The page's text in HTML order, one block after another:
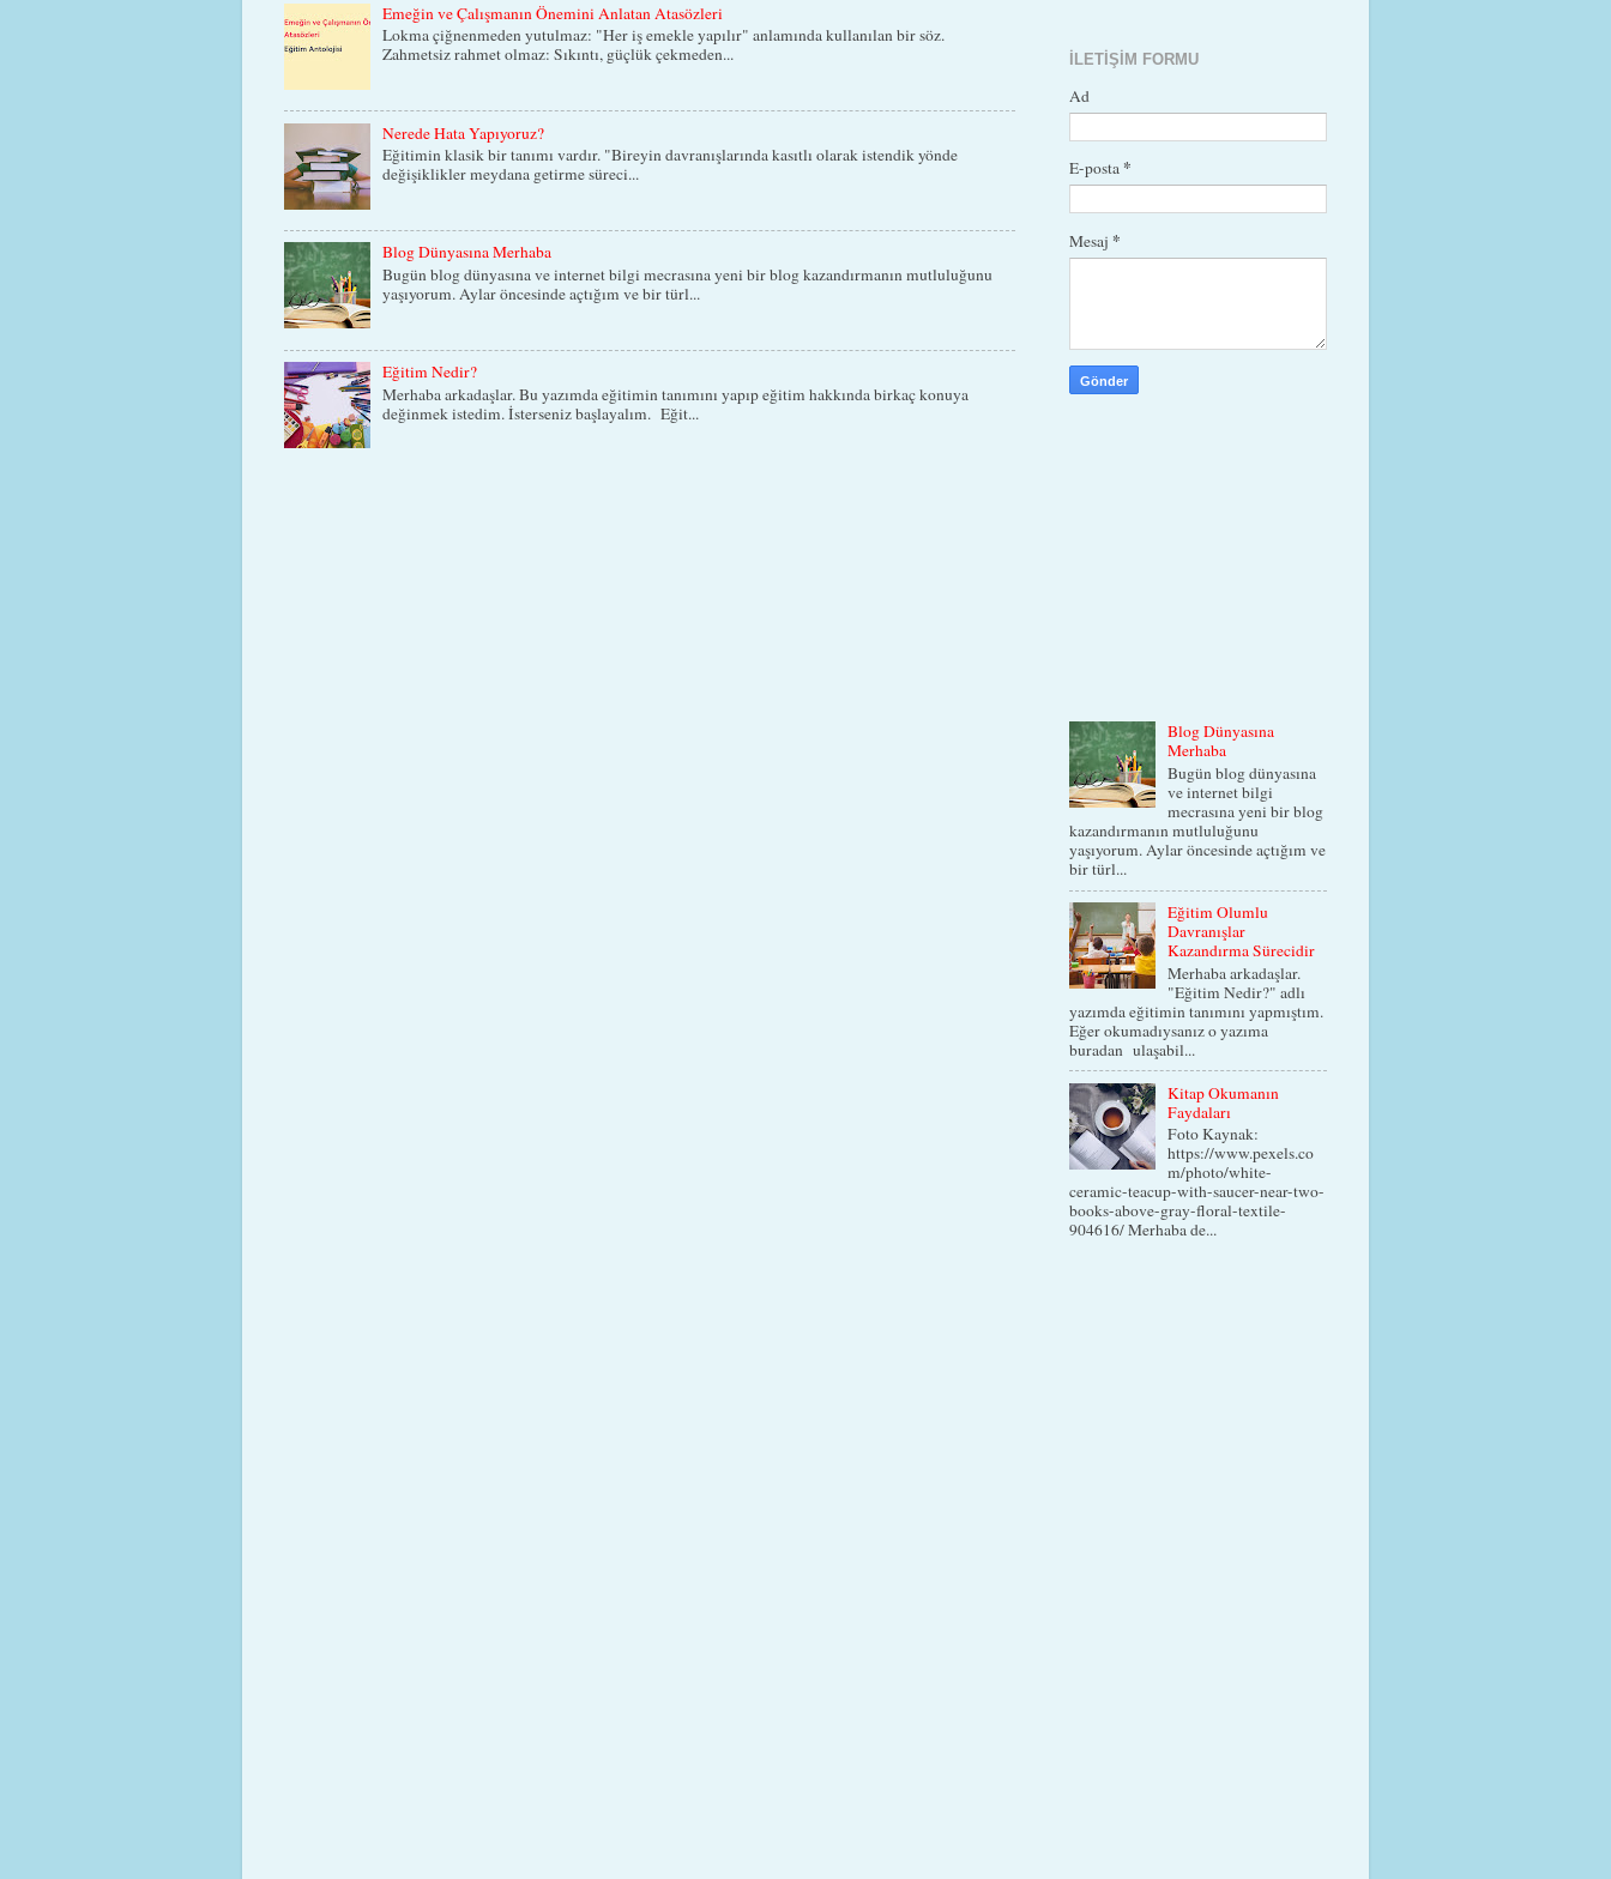
Emeğin ve Çalışmanın Önemini Anlatan Atasözleri
Lokma çiğnenmeden yutulmaz: "Her iş emekle yapılır" anlamında kullanılan bir söz.
Zahmetsiz rahmet olmaz: Sıkıntı, güçlük çekmeden...
Nerede Hata Yapıyoruz?
Eğitimin klasik bir tanımı vardır. "Bireyin davranışlarında kasıtlı olarak istendik yönde
değişiklikler meydana getirme süreci...
Blog Dünyasına Merhaba
Bugün blog dünyasına ve internet bilgi mecrasına yeni bir blog kazandırmanın mutluluğunu
yaşıyorum. Aylar öncesinde açtığım ve bir türl...
Eğitim Nedir?
Merhaba arkadaşlar. Bu yazımda eğitimin tanımını yapıp eğitim hakkında birkaç konuya
değinmek istedim. İsterseniz başlayalım. Eğit...
İLETIŞIM FORMU
Ad
E-posta *
Mesaj *
Blog Dünyasına
Merhaba
Bugün blog dünyasına
ve internet bilgi
mecrasına yeni bir blog
kazandırmanın mutluluğunu
yaşıyorum. Aylar öncesinde açtığım ve
bir türl...
Eğitim Olumlu
Davranışlar
Kazandırma Sürecidir
Merhaba arkadaşlar.
"Eğitim Nedir?" adlı
yazımda eğitimin tanımını yapmıştım.
Eğer okumadıysanız o yazıma
buradan ulaşabil...
Kitap Okumanın
Faydaları
Foto Kaynak:
https://www.pexels.co
m/photo/white-
ceramic-teacup-with-saucer-near-two-
books-above-gray-floral-textile-
904616/ Merhaba de...